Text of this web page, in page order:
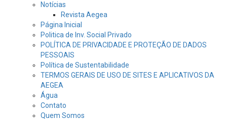
Notícias
Revista Aegea
Página Inicial
Politica de Inv. Social Privado
POLÍTICA DE PRIVACIDADE E PROTEÇÃO DE DADOS
PESSOAIS
Política de Sustentabilidade
TERMOS GERAIS DE USO DE SITES E APLICATIVOS DA
AEGEA
Água
Contato
Quem Somos